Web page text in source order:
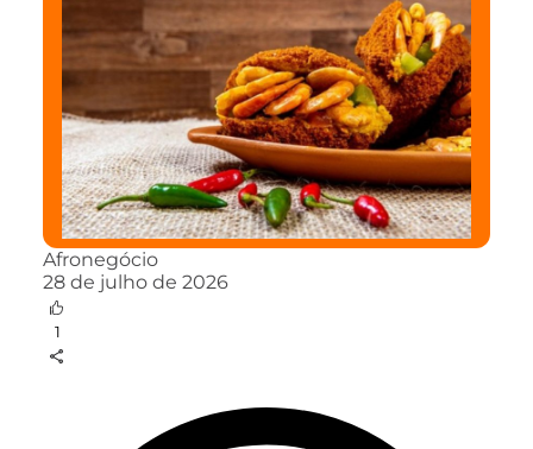
Afronegócio
28 de julho de 2026
1